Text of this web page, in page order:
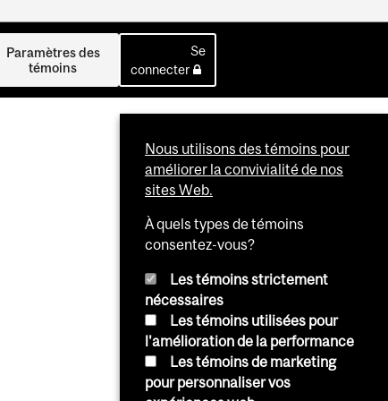
Paramètres des
témoins
Se
connecter
Nous utilisons des témoins pour
améliorer la convivialité de nos
sites Web.
À quels types de témoins
consentez-vous?
Les témoins strictement
nécessaires
Les témoins utilisées pour
l'amélioration de la performance
Les témoins de marketing
pour personnaliser vos